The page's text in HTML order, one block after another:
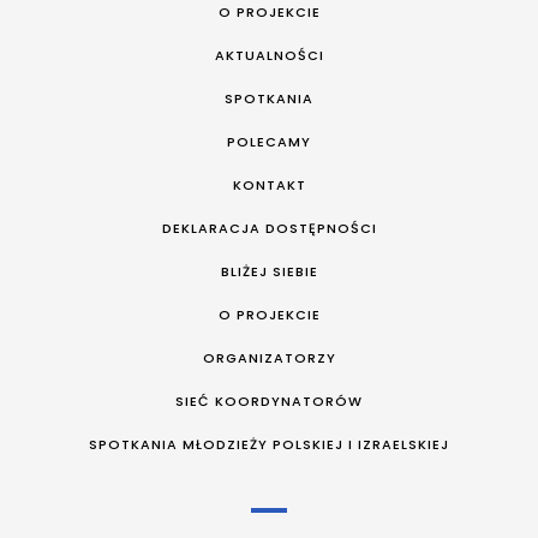
O PROJEKCIE
AKTUALNOŚCI
SPOTKANIA
POLECAMY
KONTAKT
DEKLARACJA DOSTĘPNOŚCI
BLIŻEJ SIEBIE
O PROJEKCIE
ORGANIZATORZY
SIEĆ KOORDYNATORÓW
SPOTKANIA MŁODZIEŻY POLSKIEJ I IZRAELSKIEJ